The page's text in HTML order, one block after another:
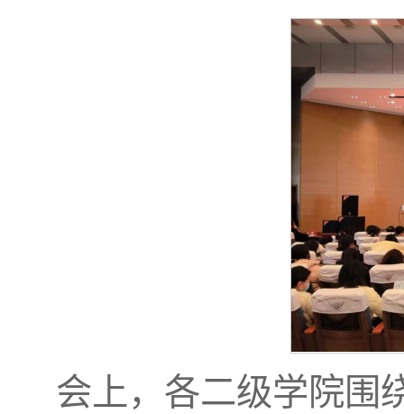
会上，各二级学院围